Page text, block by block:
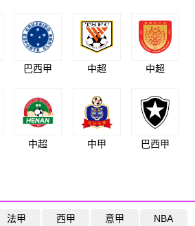
巴西甲 中超 中超
中超 中甲 巴西甲
法甲 西甲 意甲 NBA